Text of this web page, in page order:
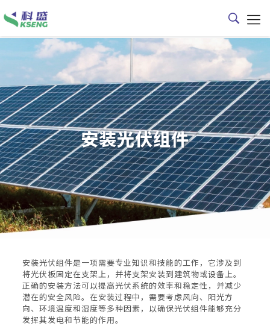
安装光伏组件
安装光伏组件是一项需要专业知识和技能的工作，它涉及到
将光伏板固定在支架上，并将支架安装到建筑物或设备上。
正确的安装方法可以提高光伏系统的效率和稳定性，并减少
潜在的安全风险。在安装过程中，需要考虑风向、阳光方
向、环境温度和湿度等多种因素，以确保光伏组件能够充分
发挥其发电和节能的作用。